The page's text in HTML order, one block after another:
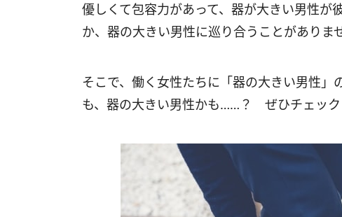
優しくて包容力があって、器が大きい男性が
か、器の大きい男性に巡り合うことがありま
そこで、働く女性たちに「器の大きい男性
も、器の大きい男性かも……？ ぜひチェック